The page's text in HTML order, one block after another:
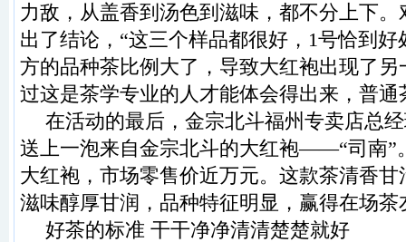
力敌，从盖香到汤色到滋味，都不分上下
出了结论，“这三个样品都很好，1号恰到
方的品种茶比例大了，导致大红袍出现了
过这是茶学专业的人才能体会得出来，普通
在活动的最后，金宗北斗福州专卖店总
送上一泡来自金宗北斗的大红袍——“司南”
大红袍，市场零售价近万元。这款茶清香
滋味醇厚甘润，品种特征明显，赢得在场茶
好茶的标准 干干净净清清楚楚就好